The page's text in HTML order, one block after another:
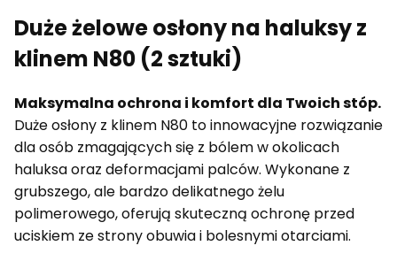
Duże żelowe osłony na haluksy z
klinem N80 (2 sztuki)
Maksymalna ochrona i komfort dla Twoich stóp.
Duże osłony z klinem N80 to innowacyjne rozwiązanie
dla osób zmagających się z bólem w okolicach
haluksa oraz deformacjami palców. Wykonane z
grubszego, ale bardzo delikatnego żelu
polimerowego, oferują skuteczną ochronę przed
uciskiem ze strony obuwia i bolesnymi otarciami.